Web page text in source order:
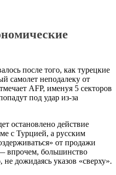
после того, как турецкие
самолет неподалеку от
AFP, именуя 5 секторов
под удар из-за
остановлено действие
с Турцией, а русским
от продажи
впрочем, большинство
не дожидаясь указов «сверху».